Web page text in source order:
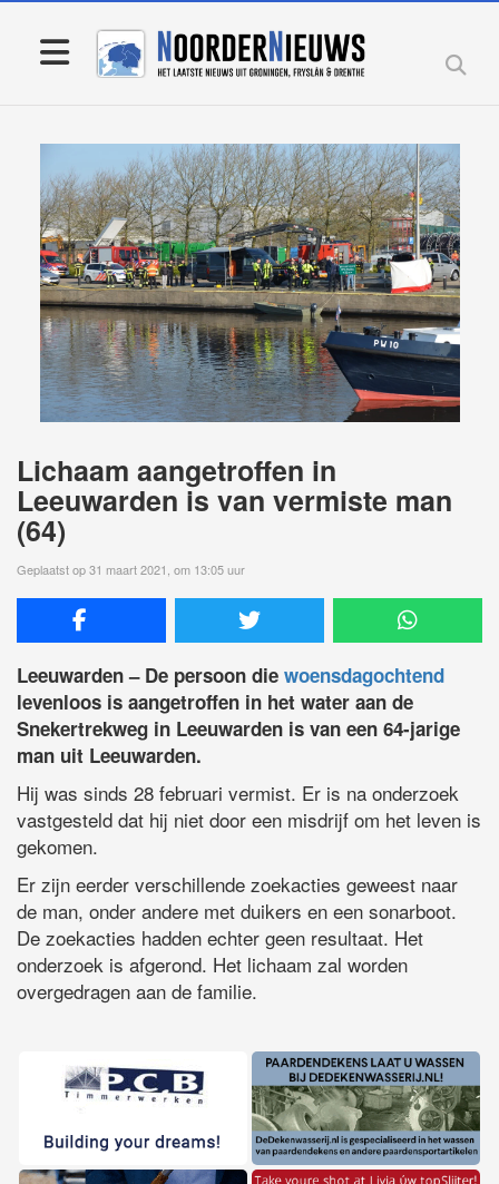
Lichaam aangetroffen in
Leeuwarden is van vermiste man
(64)
Geplaatst op 31 maart 2021, om 13:05 uur
Leeuwarden – De persoon die woensdagochtend
levenloos is aangetroffen in het water aan de
Snekertrekweg in Leeuwarden is van een 64-jarige
man uit Leeuwarden.
Hij was sinds 28 februari vermist. Er is na onderzoek
vastgesteld dat hij niet door een misdrijf om het leven is
gekomen.
Er zijn eerder verschillende zoekacties geweest naar
de man, onder andere met duikers en een sonarboot.
De zoekacties hadden echter geen resultaat. Het
onderzoek is afgerond. Het lichaam zal worden
overgedragen aan de familie.